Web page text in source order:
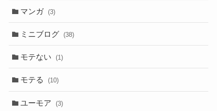
マンガ (3)
ミニブログ (38)
モテない (1)
モテる (10)
ユーモア (3)